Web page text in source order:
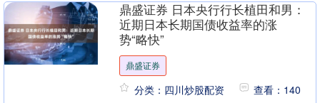
TA”....
鼎盛证券 日本央行行长植田和男：
近期日本长期国债收益率的涨
势“略快”
鼎盛证券
分类：四川炒股配资 查看：140